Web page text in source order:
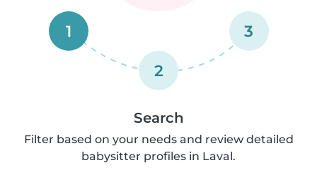
1
2
3
Search
Filter based on your needs and review detailed
babysitter profiles in Laval.